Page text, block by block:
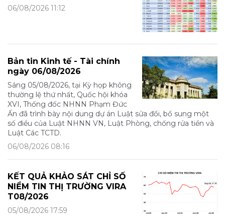
06/08/2026 11:12
Bản tin Kinh tế - Tài chính
ngày 06/08/2026
Sáng 05/08/2026, tại Kỳ họp không
thường lệ thứ nhất, Quốc hội khóa
XVI, Thống đốc NHNN Phạm Đức
Ấn đã trình bày nội dung dự án Luật sửa đổi, bổ sung một
số điều của Luật NHNN VN, Luật Phòng, chống rửa tiền và
Luật Các TCTD.
06/08/2026 08:16
KẾT QUẢ KHẢO SÁT CHỈ SỐ
NIỀM TIN THỊ TRƯỜNG VIRA
T08/2026
05/08/2026 17:59